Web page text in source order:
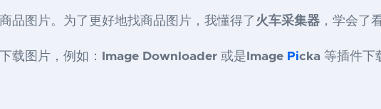
品图片。为了更好地找商品图片，我懂得了 火车采集器 ，学会了
载图片，例如： Image Downloader 或是 Image Picka 等插件下